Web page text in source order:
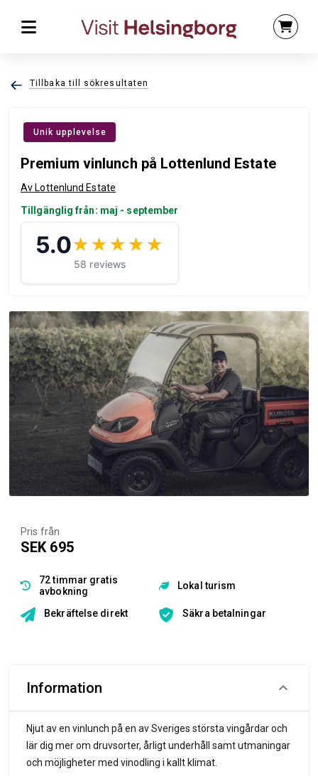
Tillbaka till sökresultaten
Unik upplevelse
Premium vinlunch på Lottenlund Estate
Av Lottenlund Estate
Tillgänglig från: maj - september
Pris från
SEK 695
72 timmar gratis
avbokning
Lokal turism
Bekräftelse direkt Säkra betalningar
Information
Njut av en vinlunch på en av Sveriges största vingårdar och
lär dig mer om druvsorter, årligt underhåll samt utmaningar
och möjligheter med vinodling i kallt klimat.